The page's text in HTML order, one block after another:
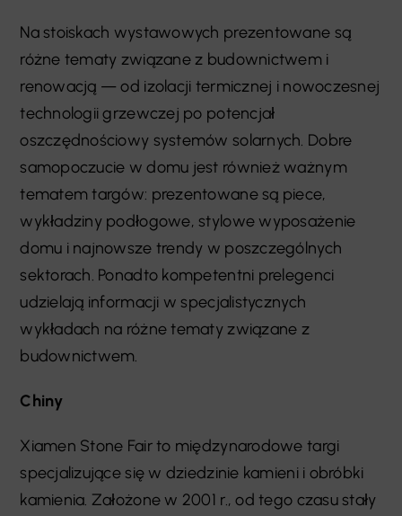
Na stoiskach wystawowych prezentowane są
różne tematy związane z budownictwem i
renowacją — od izolacji termicznej i nowoczesnej
technologii grzewczej po potencjał
oszczędnościowy systemów solarnych. Dobre
samopoczucie w domu jest również ważnym
tematem targów: prezentowane są piece,
wykładziny podłogowe, stylowe wyposażenie
domu i najnowsze trendy w poszczególnych
sektorach. Ponadto kompetentni prelegenci
udzielają informacji w specjalistycznych
wykładach na różne tematy związane z
budownictwem.
Chiny
Xiamen Stone Fair to międzynarodowe targi
specjalizujące się w dziedzinie kamieni i obróbki
kamienia. Założone w 2001 r., od tego czasu stały